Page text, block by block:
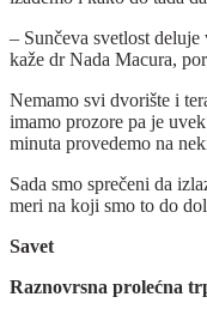
– Sunčeva svetlost
kaže dr Nada Macura,
Nemamo svi dvorište i
imamo prozore pa je
minuta provedemo na
Sada smo sprečeni da
meri na koji smo to do
Savet
Raznovrsna prolećna